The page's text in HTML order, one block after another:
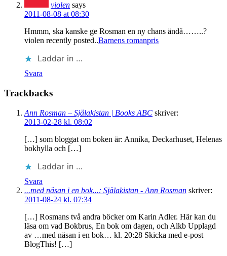
violen says
2011-08-08 at 08:30
Hmmm, ska kanske ge Rosman en ny chans ändå……..?
violen recently posted..Barnens romanpris
Laddar in …
Svara
Trackbacks
Ann Rosman – Själakistan | Books ABC skriver:
2013-02-28 kl. 08:02
[…] som bloggat om boken är: Annika, Deckarhuset, Helenas
bokhylla och […]
Laddar in …
Svara
...med näsan i en bok...: Själakistan - Ann Rosman skriver:
2011-08-24 kl. 07:34
[…] Rosmans två andra böcker om Karin Adler. Här kan du
läsa om vad Bokbrus, En bok om dagen, och Alkb Upplagd
av …med näsan i en bok… kl. 20:28 Skicka med e-post
BlogThis! […]